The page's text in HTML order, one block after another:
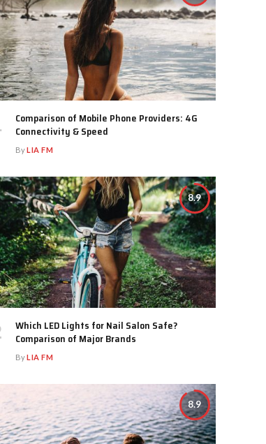
Comparison of Mobile Phone Providers: 4G
Connectivity & Speed
ByLIA FM
8.9
Which LED Lights for Nail Salon Safe?
Comparison of Major Brands
ByLIA FM
8.9